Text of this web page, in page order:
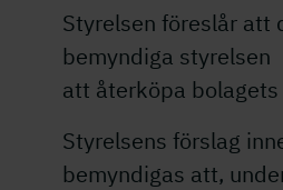
Styrelsen föreslår att
bemyndiga styrelsen
att återköpa bolagets
Styrelsens förslag
bemyndigas att,